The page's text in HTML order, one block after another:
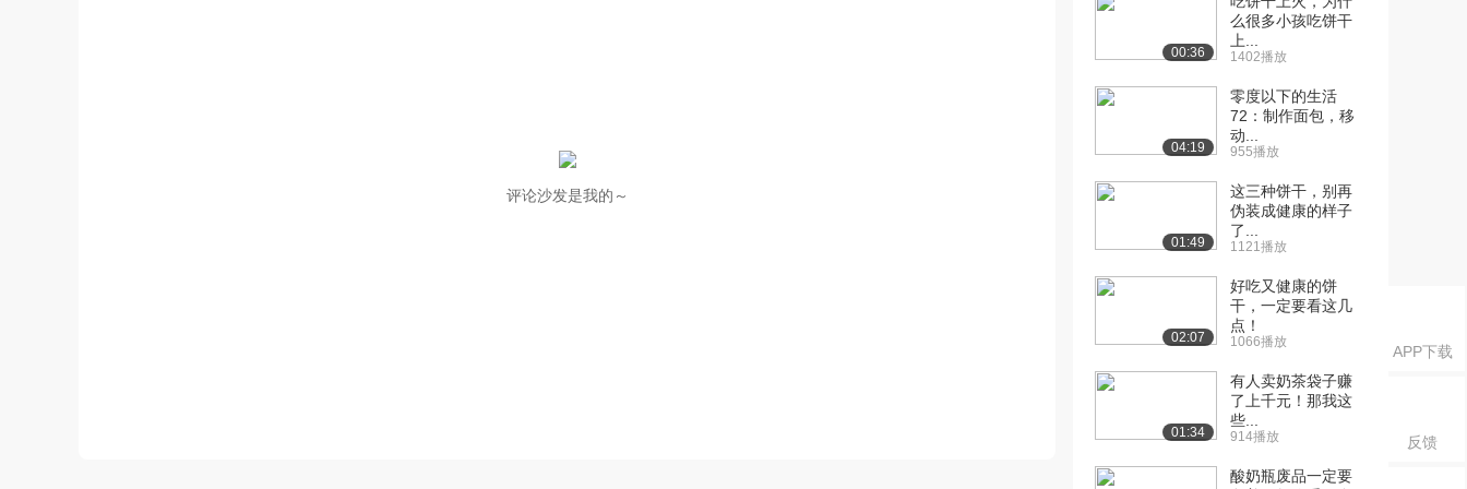
APP下载
反馈
评论沙发是我的～
00:36
么很多小孩吃饼干
上...
1402播放
04:19
零度以下的生活
72：制作面包，移
动...
955播放
01:49
这三种饼干，别再
伪装成健康的样子
了...
1121播放
02:07
好吃又健康的饼
干，一定要看这几
点！
1066播放
01:34
有人卖奶茶袋子赚
了上千元！那我这
些...
914播放
酸奶瓶废品一定要